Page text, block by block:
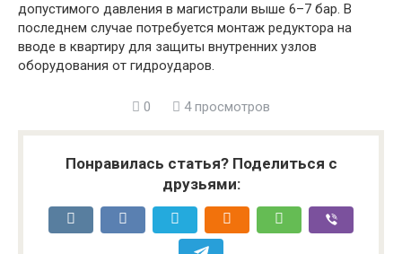
допустимого давления в магистрали выше 6–7 бар. В
последнем случае потребуется монтаж редуктора на
вводе в квартиру для защиты внутренних узлов
оборудования от гидроударов.
0 4 просмотров
Понравилась статья? Поделиться с
друзьями: